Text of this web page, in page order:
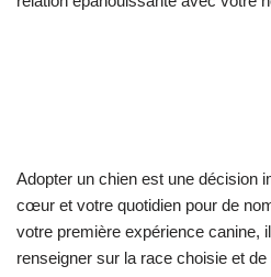
Adopter un chien est une décision
cœur et votre quotidien pour de
votre première expérience canine,
renseigner sur la race choisie et de